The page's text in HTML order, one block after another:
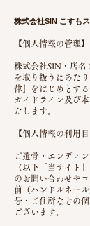
株式会社SIN こすも
【個人情報の管理】
株式会社SIN・店名
を取り扱うにあた
律」をはじめとす
ガイドライン及び
たします。
【個人情報の利用目
ご遺骨・エンディ
（以下「当サイト
のお問い合わせや
前（ハンドルネー
号・ご住所などの
ございます。